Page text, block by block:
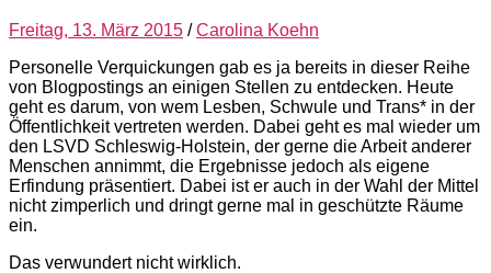
Freitag, 13. März 2015 /Carolina Koehn
Personelle Verquickungen gab es ja bereits in dieser Reihe
von Blogpostings an einigen Stellen zu entdecken. Heute
geht es darum, von wem Lesben, Schwule und Trans* in der
Öffentlichkeit vertreten werden. Dabei geht es mal wieder um
den LSVD Schleswig-Holstein, der gerne die Arbeit anderer
Menschen annimmt, die Ergebnisse jedoch als eigene
Erfindung präsentiert. Dabei ist er auch in der Wahl der Mittel
nicht zimperlich und dringt gerne mal in geschützte Räume
ein.
Das verwundert nicht wirklich.